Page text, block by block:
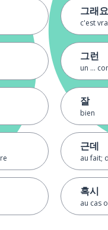
그래요
c'est
그런
un ...
잘
bien
근데
au fait;
혹시
au cas